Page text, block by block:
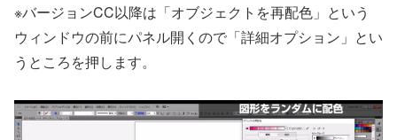
※バージョンCC以降は 「オブジェクトを再配色」という
ウィンドウの前にパネル開くので「詳細オプション」とい
うところを押します。